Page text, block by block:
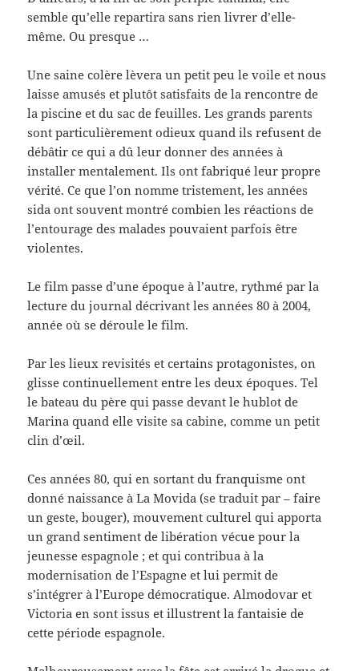
semble qu’elle repartira sans rien livrer d’elle-
même. Ou presque …
Une saine colère lèvera un petit peu le voile et nous
laisse amusés et plutôt satisfaits de la rencontre de
la piscine et du sac de feuilles. Les grands parents
sont particulièrement odieux quand ils refusent de
débâtir ce qui a dû leur donner des années à
installer mentalement. Ils ont fabriqué leur propre
vérité. Ce que l’on nomme tristement, les années
sida ont souvent montré combien les réactions de
l’entourage des malades pouvaient parfois être
violentes.
Le film passe d’une époque à l’autre, rythmé par la
lecture du journal décrivant les années 80 à 2004,
année où se déroule le film.
Par les lieux revisités et certains protagonistes, on
glisse continuellement entre les deux époques. Tel
le bateau du père qui passe devant le hublot de
Marina quand elle visite sa cabine, comme un petit
clin d’œil.
Ces années 80, qui en sortant du franquisme ont
donné naissance à La Movida (se traduit par – faire
un geste, bouger), mouvement culturel qui apporta
un grand sentiment de libération vécue pour la
jeunesse espagnole ; et qui contribua à la
modernisation de l’Espagne et lui permit de
s’intégrer à l’Europe démocratique. Almodovar et
Victoria en sont issus et illustrent la fantaisie de
cette période espagnole.